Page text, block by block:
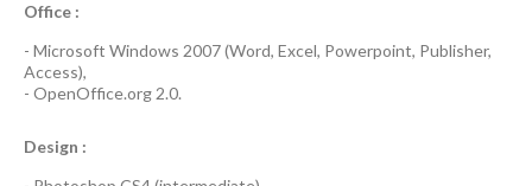
Office :
- Microsoft Windows 2007(Word, Excel, Powerpoint, Publisher,
Access),
- OpenOffice.org 2.0.
Design :